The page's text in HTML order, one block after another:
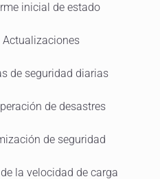
inicial de estado
Actualizaciones
de seguridad diarias
de desastres
de seguridad
la velocidad de carga